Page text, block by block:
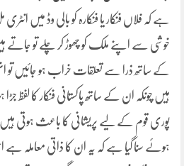
ہے کہ فلاں فنکار یا فنکارہ کو بالی وڈ میں
خوشی سے اپنے ملک کو چھوڑ کر چلے تو جاتے
کے ساتھ ذرا سے تعلقات خراب ہو جائیں تو
ہیں چونکہ ان کے ساتھ پاکستانی فنکار کا لفظ
پوری قوم کے لیے پریشانی کا باعث ہوتی
ہوئے سنا گیا ہے کہ یہ ان کا ذاتی معاملہ